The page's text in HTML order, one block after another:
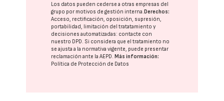
Los datos pueden cederse a otras empresas del
grupo por motivos de gestión interna.Derechos:
Acceso, rectificación, oposición, supresión,
portabilidad, limitación del tratatamiento y
decisiones automatizadas: contacte con
nuestro DPD. Si considera que el tratamiento no
se ajusta a la normativa vigente, puede presentar
reclamación ante laAEPD.Más información:
Política de Protección de Datos